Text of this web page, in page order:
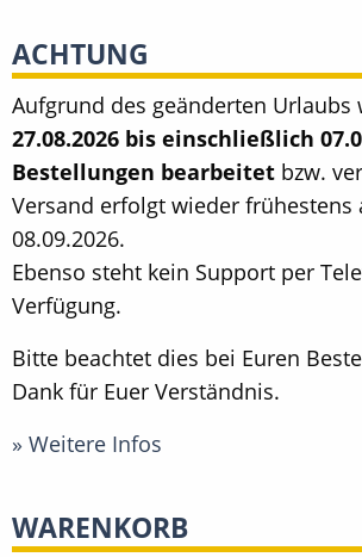
ACHTUNG
Aufgrund des geänderten Urlaubs
27.08.2026 bis einschließlich
Bestellungen bearbeitet bzw.
Versand erfolgt wieder frühestens
08.09.2026.
Ebenso steht kein Support per
Verfügung.
Bitte beachtet dies bei Euren
Dank für Euer Verständnis.
» Weitere Infos
WARENKORB